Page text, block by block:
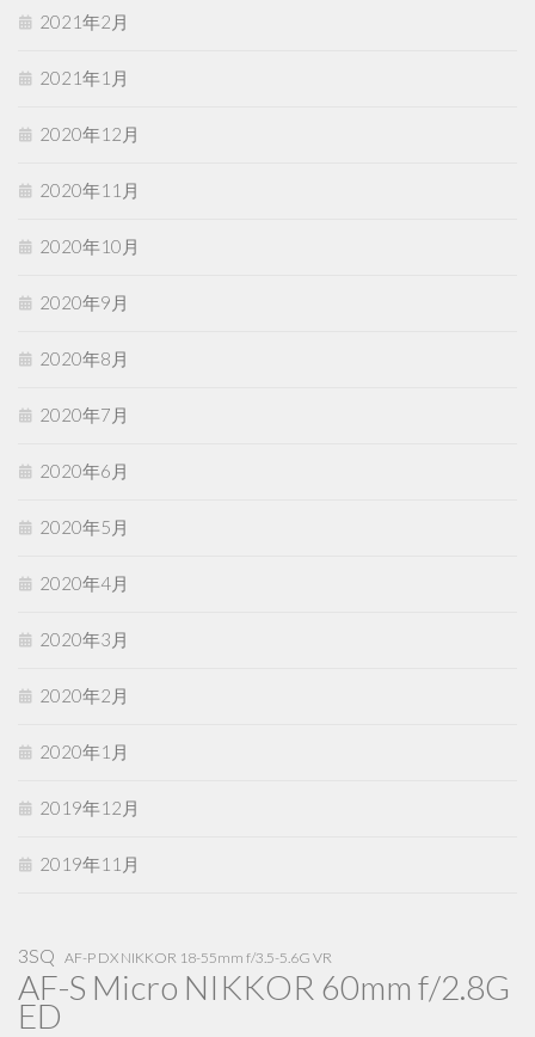
2021年2月
2021年1月
2020年12月
2020年11月
2020年10月
2020年9月
2020年8月
2020年7月
2020年6月
2020年5月
2020年4月
2020年3月
2020年2月
2020年1月
2019年12月
2019年11月
3SQ AF-P DX NIKKOR 18-55mm f/3.5-5.6G VR
AF-S Micro NIKKOR 60mm f/2.8G
ED